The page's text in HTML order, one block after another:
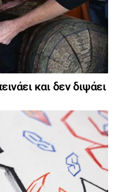
και δεν διψάει